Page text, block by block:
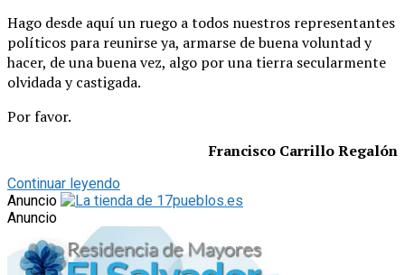
Hago desde aquí un ruego a todos nuestros representantes
políticos para reunirse ya, armarse de buena voluntad y
hacer, de una buena vez, algo por una tierra secularmente
olvidada y castigada.
Por favor.
Francisco Carrillo Regalón
Continuar leyendo
Anuncio
Anuncio